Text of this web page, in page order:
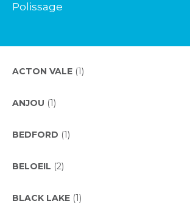
Polissage
ACTON VALE (1)
ANJOU (1)
BEDFORD (1)
BELOEIL (2)
BLACK LAKE (1)